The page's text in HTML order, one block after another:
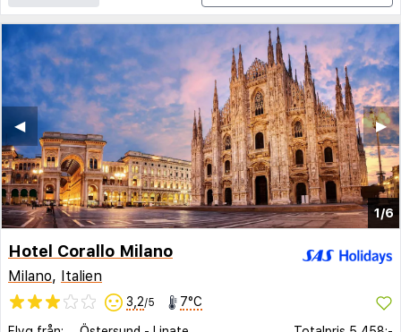
1/6
▶︎
◀︎
Hotel Corallo Milano
Milano, Italien
3,2/5 7°C